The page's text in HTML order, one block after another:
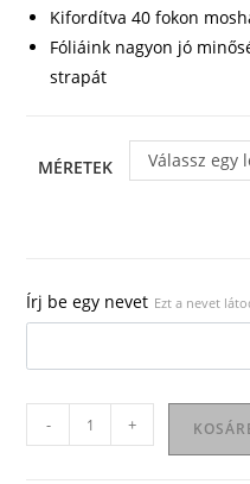
Kifordítva 40 fokon
Fóliáink nagyon jó
strapát
MÉRETEK Válassz egy
Írj be egy nevet Ezt a nevet
póló
- +